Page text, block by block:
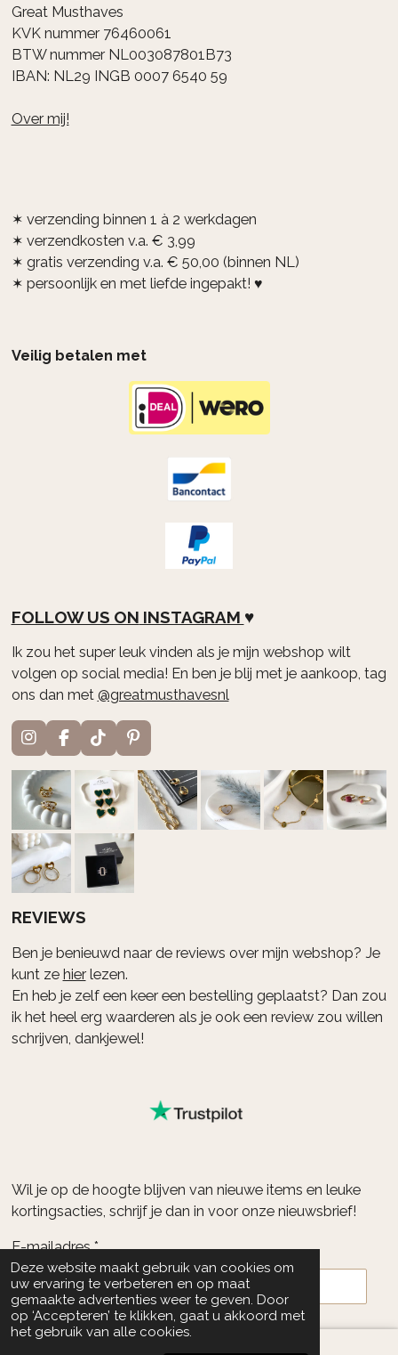
Deze website maakt gebruik van cookies om
uw ervaring te verbeteren en op maat
gemaakte advertenties weer te geven. Door
op ‘Accepteren’ te klikken, gaat u akkoord met
het gebruik van alle cookies.
Great Musthaves
KVK nummer 76460061
BTW nummer NL003087801B73
IBAN: NL29 INGB 0007 6540 59
Over mij!
✶ verzending binnen 1 à 2 werkdagen
✶ verzendkosten v.a. € 3,99
✶ gratis verzending v.a. € 50,00 (binnen NL)
✶ persoonlijk en met liefde ingepakt! ♥
Veilig betalen met
FOLLOW US ON INSTAGRAM ♥
Ik zou het super leuk vinden als je mijn webshop wilt
volgen op social media! En ben je blij met je aankoop, tag
ons dan met @greatmusthavesnl
I
n
s
t
a
g
r
a
m
F
a
c
e
b
o
o
k
T
i
k
T
o
P
i
n
e
REVIEWS
Ben je benieuwd naar de reviews over mijn webshop? Je
kunt ze hierlezen.
En heb je zelf een keer een bestelling geplaatst? Dan zou
ik het heel erg waarderen als je ook een review zou willen
schrijven, dankjewel!
Wil je op de hoogte blijven van nieuwe items en leuke
kortingsacties, schrijf je dan in voor onze nieuwsbrief!
E-mailadres *
Aanmelden *